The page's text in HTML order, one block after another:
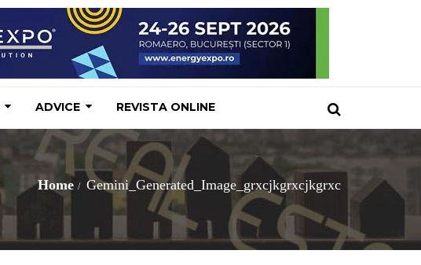
ADVICE REVISTA ONLINE
Home Gemini_Generated_Image_grxcjkgrxcjkgrxc